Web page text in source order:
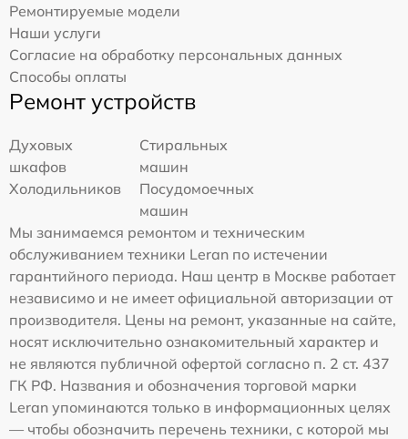
Ремонтируемые модели
Наши услуги
Согласие на обработку персональных данных
Способы оплаты
Ремонт устройств
Духовых
шкафов
Стиральных
машин
Холодильников
Посудомоечных
машин
Мы занимаемся ремонтом и техническим
обслуживанием техники Leran по истечении
гарантийного периода. Наш центр в Москве работает
независимо и не имеет официальной авторизации от
производителя. Цены на ремонт, указанные на сайте,
носят исключительно ознакомительный характер и
не являются публичной офертой согласно п. 2 ст. 437
ГК РФ. Названия и обозначения торговой марки
Leran упоминаются только в информационных целях
— чтобы обозначить перечень техники, с которой мы